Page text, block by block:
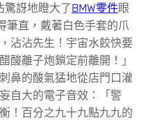
訝地瞪大了BMW零件眼
筆直，戴著白色手套的爪
沾沾先生！宇宙水餃快要
酸離子炮鎖定前離開！」
鼻的酸氣猛地從店門口灌
自大的電子音效：「警
！百分之九十九點九九的